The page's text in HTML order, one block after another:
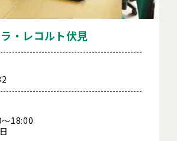
ラ・レコルト伏見
18:00